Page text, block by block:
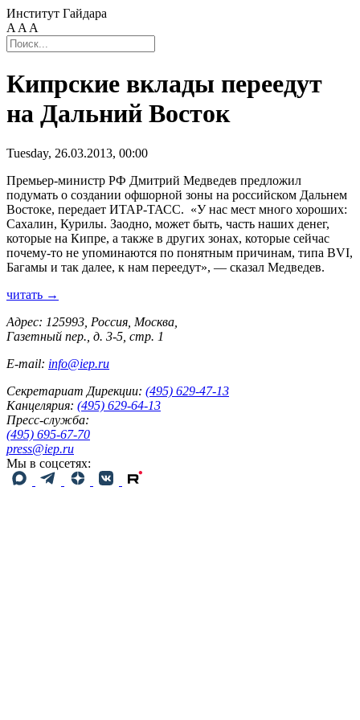
Институт Гайдара
A A A
Кипрские вклады переедут
на Дальний Восток
Tuesday, 26.03.2013, 00:00
Премьер-министр РФ Дмитрий Медведев предложил
подумать о создании офшорной зоны на российском Дальнем
Востоке, передает ИТАР-ТАСС. «У нас мест много хороших:
Cахалин, Курилы. Заодно, может быть, часть наших денег,
которые на Кипре, а также в других зонах, которые сейчас
почему-то не упоминаются по понятным причинам, типа BVI,
Багамы и так далее, к нам переедут», — сказал Медведев.
читать →
Адрес: 125993, Россия, Москва,
Газетный пер., д. 3-5, стр. 1
E-mail: info@iep.ru
Секретариат Дирекции: (495) 629-47-13
Канцелярия: (495) 629-64-13
Пресс-служба:
(495) 695-67-70
press@iep.ru
Мы в соцсетях: